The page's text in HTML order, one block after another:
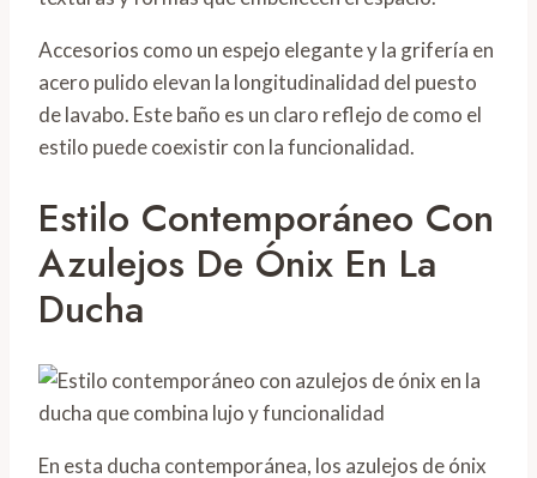
Accesorios como un espejo elegante y la grifería en
acero pulido elevan la longitudinalidad del puesto
de lavabo. Este baño es un claro reflejo de como el
estilo puede coexistir con la funcionalidad.
Estilo Contemporáneo Con
Azulejos De Ónix En La
Ducha
En esta ducha contemporánea, los azulejos de ónix